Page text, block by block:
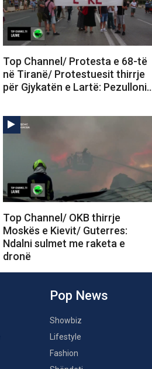
Top Channel/ Protesta e 68-të
në Tiranë/ Protestuesit thirrje
për Gjykatën e Lartë:
Top Channel/ OKB thirrje
Moskës e Kievit/ Guterres:
Ndalni sulmet me raketa e
dronë
Pop News
Showbiz
Lifestyle
Fashion